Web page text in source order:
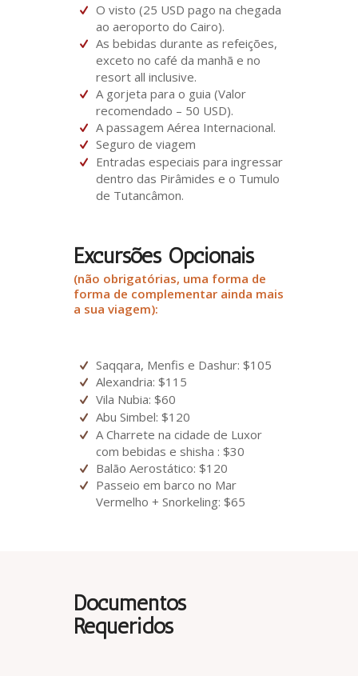
O visto (25 USD pago na chegada
ao aeroporto do Cairo).
As bebidas durante as refeições,
exceto no café da manhã e no
resort all inclusive.
A gorjeta para o guia (Valor
recomendado – 50 USD).
A passagem Aérea Internacional.
Seguro de viagem
Entradas especiais para ingressar
dentro das Pirâmides e o Tumulo
de Tutancâmon.
Excursões Opcionais
(não obrigatórias, uma forma de
forma de complementar ainda mais
a sua viagem):
Saqqara, Menfis e Dashur: $105
Alexandria: $115
Vila Nubia: $60
Abu Simbel: $120
A Charrete na cidade de Luxor
com bebidas e shisha : $30
Balão Aerostático: $120
Passeio em barco no Mar
Vermelho + Snorkeling: $65
Documentos
Requeridos